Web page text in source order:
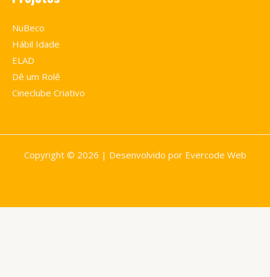
NuBeco
Hábil Idade
ELAD
Dê um Rolê
Cineclube Criativo
Copyright © 2026 | Desenvolvido por Evercode Web